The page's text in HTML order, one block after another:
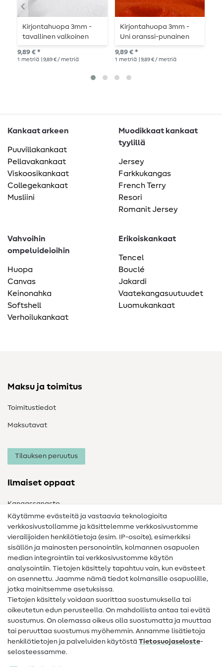
Kirjontahuopa 3mm -
tavallinen valkoinen
9,89 € *
1 metriä | 9,89 € / metriä
Kirjontahuopa 3mm -
Uni oranssi-punainen
9,89 € *
1 metriä | 9,89 € / metriä
Kankaat arkeen
Puuvillakankaat
Pellavakankaat
Viskoosikankaat
Collegekankaat
Musliini
Muodikkaat kankaat
tyylillä
Jersey
Farkkukangas
French Terry
Resori
Romanit Jersey
Vahvoihin
ompeluideioihin
Huopa
Canvas
Keinonahka
Softshell
Verhoilukankaat
Erikoiskankaat
Tencel
Bouclé
Jakardi
Vaatekangasuutuudet
Luomukankaat
Maksu ja toimitus
Toimitustiedot
Maksutavat
Tilauksen peruutus
Ilmaiset oppaat
Kangassanasto
Ompelusanasto
Ompeluohjeet
Apua ja yhteystiedot
Yhteystiedot
Tietoa omistajanvaihdoksesta
Peruutusoikeus
Suosittu
Käytämme evästeitä ja vastaavia teknologioita
verkkosivustollamme ja käsittelemme verkkosivustomme
vierailijoiden henkilötietoja (esim. IP-osoite), esimerkiksi
sisällön ja mainosten personointiin, kolmannen osapuolen
median integrointiin tai verkkosivustomme käytön
analysointiin. Tietojen käsittely tapahtuu vain, kun evästeet
on asennettu. Jaamme nämä tiedot kolmansille osapuolille,
jotka mainitsemme asetuksissa.
Tietojen käsittely voidaan suorittaa suostumuksella tai
oikeutetun edun perusteella. On mahdollista antaa tai evätä
suostumus. On olemassa oikeus olla suostumatta ja muuttaa
tai peruuttaa suostumus myöhemmin. Annamme lisätietoja
henkilötietojen ja palveluiden käytöstä Tietosuojaseloste-
selosteessamme.